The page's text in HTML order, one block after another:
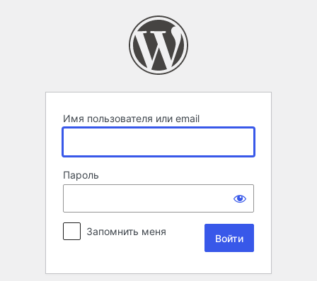
Имя пользователя или email
Пароль
Запомнить меня